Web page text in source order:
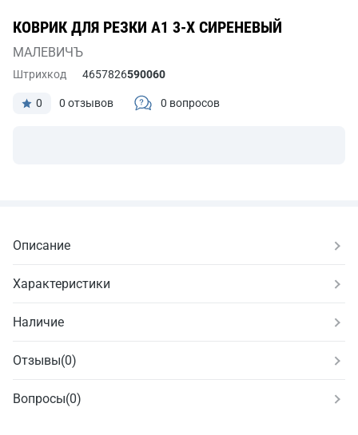
КОВРИК ДЛЯ РЕЗКИ А1 3-X СИРЕНЕВЫЙ
МАЛЕВИЧЪ
0 0 отзывов 0 вопросов
Штрихкод 4657826590060
Описание
Характеристики
Наличие
Отзывы(0)
Вопросы(0)